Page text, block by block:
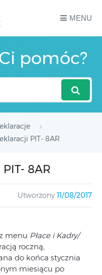
MENU
pomóc?
PIT- 8AR
8AR
Utworzony 11/08/2017
menu Płace i Kadry/
roczną,
do końca stycznia
miesiącu po